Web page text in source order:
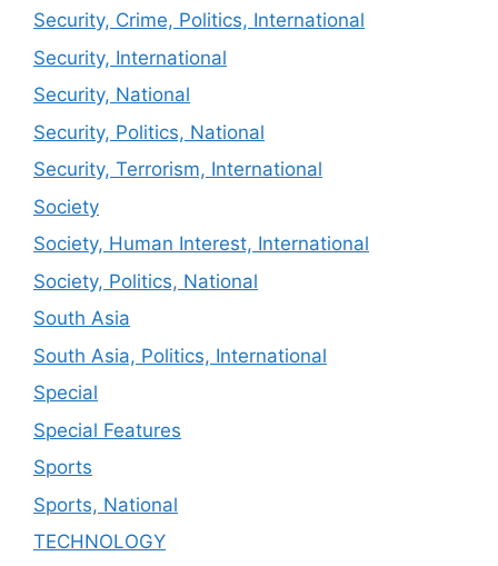
Security, Crime, Politics, International
Security, International
Security, National
Security, Politics, National
Security, Terrorism, International
Society
Society, Human Interest, International
Society, Politics, National
South Asia
South Asia, Politics, International
Special
Special Features
Sports
Sports, National
TECHNOLOGY